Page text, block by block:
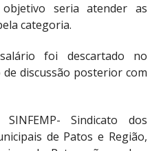
seria atender as
categoria.
foi descartado no
discussão posterior com
Sindicato dos
de Patos e Região,